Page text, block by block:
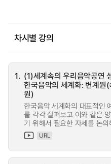
차시별 강의
1. (1)세계속의 우리음악공연
한국음악의 세계화: 변계원
원)
한국음악 세계화의 대표적인
를 각각 살펴보고 이와 같은
기 위해서 필요한 자세를 논의
URL